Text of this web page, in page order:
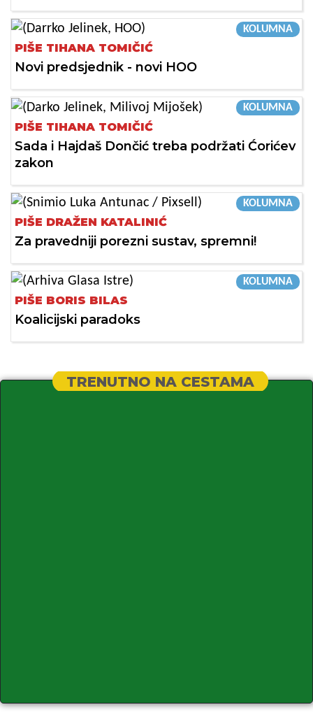
KOLUMNA
PIŠE TIHANA TOMIČIĆ
Novi predsjednik - novi HOO
KOLUMNA
PIŠE TIHANA TOMIČIĆ
Sada i Hajdaš Dončić treba podržati Ćorićev
zakon
KOLUMNA
PIŠE DRAŽEN KATALINIĆ
Za pravedniji porezni sustav, spremni!
KOLUMNA
PIŠE BORIS BILAS
Koalicijski paradoks
TRENUTNO NA CESTAMA